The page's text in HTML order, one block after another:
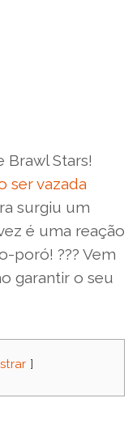
Brawl Stars!
ser vazada
surgiu um
é uma reação
poró! ??? Vem
garantir o seu